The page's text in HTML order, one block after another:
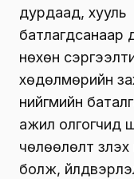
дурдаад, хууль
батлагдсанаар
нөхөн
хөдөлмөрийн
нийгмийн
ажил олгогчид
чөлөөлөлт
болж,